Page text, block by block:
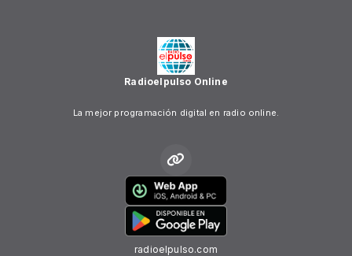
Radioelpulso Online
La mejor programación digital en radio online.
radioelpulso.com